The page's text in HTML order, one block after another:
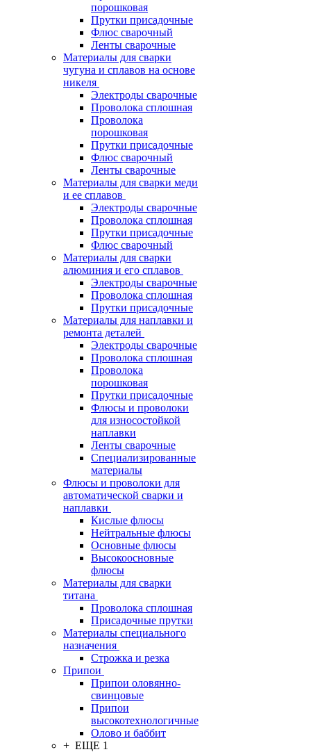
порошковая
Прутки присадочные
Флюс сварочный
Ленты сварочные
Материалы для сварки
чугуна и сплавов на основе
никеля
Электроды сварочные
Проволока сплошная
Проволока
порошковая
Прутки присадочные
Флюс сварочный
Ленты сварочные
Материалы для сварки меди
и ее сплавов
Электроды сварочные
Проволока сплошная
Прутки присадочные
Флюс сварочный
Материалы для сварки
алюминия и его сплавов
Электроды сварочные
Проволока сплошная
Прутки присадочные
Материалы для наплавки и
ремонта деталей
Электроды сварочные
Проволока сплошная
Проволока
порошковая
Прутки присадочные
Флюсы и проволоки
для износостойкой
наплавки
Ленты сварочные
Специализированные
материалы
Флюсы и проволоки для
автоматической сварки и
наплавки
Кислые флюсы
Нейтральные флюсы
Основные флюсы
Высокоосновные
флюсы
Материалы для сварки
титана
Проволока сплошная
Присадочные прутки
Материалы специального
назначения
Строжка и резка
Припои
Припои оловянно-
свинцовые
Припои
высокотехнологичные
Олово и баббит
+ ЕЩЕ 1